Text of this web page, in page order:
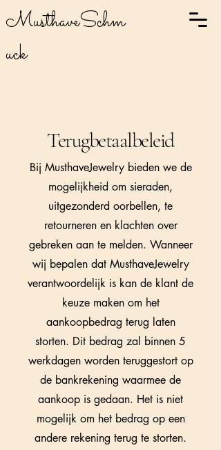
MusthaveSchm
uck
Terugbetaalbeleid
Bij MusthaveJewelry bieden we de
mogelijkheid om sieraden,
uitgezonderd oorbellen, te
retourneren en klachten over
gebreken aan te melden. Wanneer
wij bepalen dat MusthaveJewelry
verantwoordelijk is kan de klant de
keuze maken om het
aankoopbedrag terug laten
storten. Dit bedrag zal binnen 5
werkdagen worden teruggestort op
de bankrekening waarmee de
aankoop is gedaan. Het is niet
mogelijk om het bedrag op een
andere rekening terug te storten.